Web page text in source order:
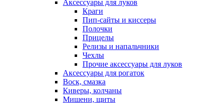
Аксессуары для луков
Краги
Пип-сайты и киссеры
Полочки
Прицелы
Релизы и напальчники
Чехлы
Прочие аксессуары для луков
Аксессуары для рогаток
Воск, смазка
Киверы, колчаны
Мишени, щиты